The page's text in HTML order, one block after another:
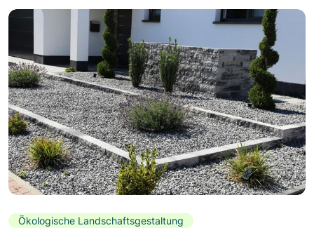
Ökologische Landschaftsgestaltung